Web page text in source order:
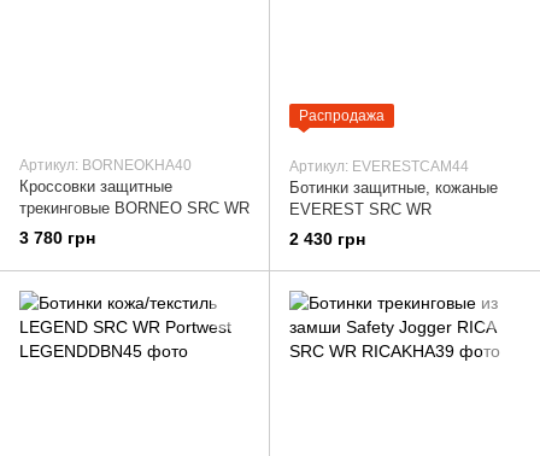
Артикул: BORNEOKHA40
Кроссовки защитные
трекинговые BORNEO SRC WR
3 780 грн
Распродажа
Артикул: EVERESTCAM44
Ботинки защитные, кожаные
EVEREST SRC WR
2 430 грн